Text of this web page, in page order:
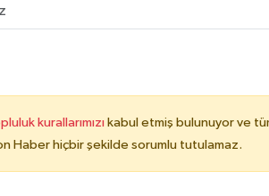
kurallarımızı kabul etmiş bulunuyor ve
Haber hiçbir şekilde sorumlu tutulamaz.